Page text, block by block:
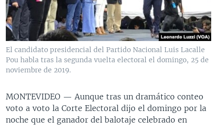
VENEZUELA
BRASIL
NICARAGUA
ECONOMÍA
ENTRETENIMIENTO Y CULTURA
TECNOLOGÍA
DEPORTES
MULTIMEDIA
VIDEOS
FOTOGRAFÍA
AUDIOS
PROGRAMAS TV
EL MUNDO AL DÍA
FORO INTERAMERICANO
LAS CLAVES
PANORAMA
RADIO
AVANCE INFORMATIVO
BUENOS DÍAS AMÉRICA
ESTADOS UNIDOS AL DÍA
DIRECT
Learning English
El candidato presidencial del Partido Nacional Luis Lacalle
Pou habla tras la segunda vuelta electoral el domingo, 25 de
noviembre de 2019.
MONTEVIDEO — Aunque tras un dramático conteo
voto a voto la Corte Electoral dijo el domingo por la
noche que el ganador del balotaje celebrado en